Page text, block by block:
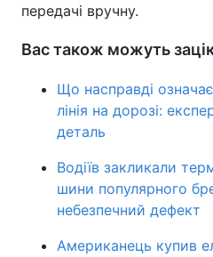
передачі вручну.
Вас також можуть
Що насправді
лінія на дорозі:
деталь
Водіїв закликали
шини популярного
небезпечний дефект
Американець купив